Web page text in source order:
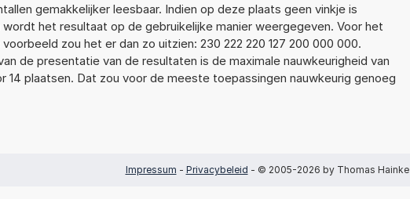
gemakkelijker leesbaar. Indien op deze plaats geen vinkje is
het resultaat op de gebruikelijke manier weergegeven. Voor het
zou het er dan zo uitzien: 230 222 220 127 200 000 000.
de presentatie van de resultaten is de maximale nauwkeurigheid van
14 plaatsen. Dat zou voor de meeste toepassingen nauwkeurig genoeg
Impressum - Privacybeleid - © 2005-2026 by Thomas Hainke